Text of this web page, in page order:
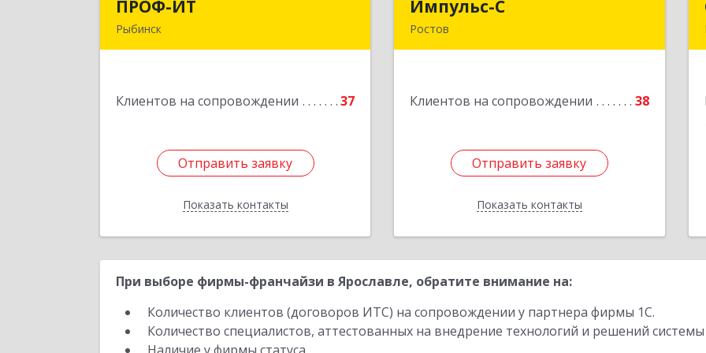
ПРОФ-ИТ
Рыбинск
Клиентов на сопровождении 37
Отправить заявку
Показать контакты
Отправить заявку
Назад
Импульс-С
Ростов
Клиентов на сопровождении 38
Отправить заявку
Показать контакты
Отправить заявку
Назад
При выборе фирмы-франчайзи в Ярославле, обратите внимание на:
Количество клиентов (договоров ИТС) на сопровождении у партнера фирмы 1С.
Количество специалистов, аттестованных на внедрение технологий и решений